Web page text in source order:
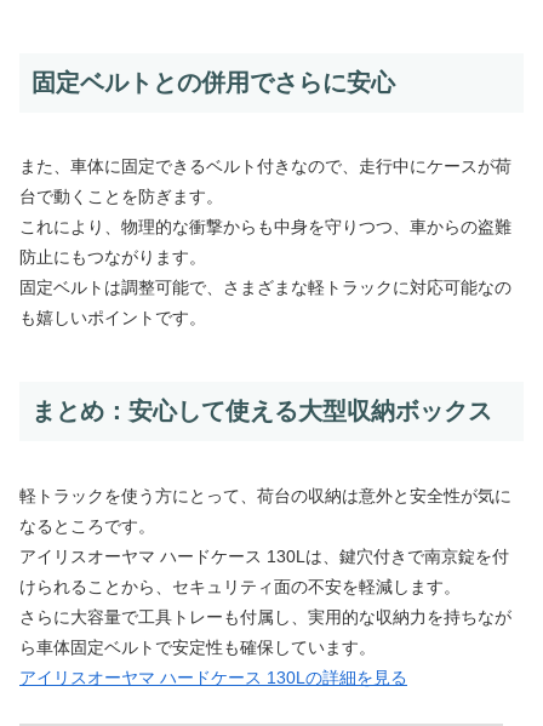
固定ベルトとの併用でさらに安心
また、車体に固定できるベルト付きなので、走行中にケースが荷
台で動くことを防ぎます。
これにより、物理的な衝撃からも中身を守りつつ、車からの盗難
防止にもつながります。
固定ベルトは調整可能で、さまざまな軽トラックに対応可能なの
も嬉しいポイントです。
まとめ：安心して使える大型収納ボックス
軽トラックを使う方にとって、荷台の収納は意外と安全性が気に
なるところです。
アイリスオーヤマ ハードケース 130Lは、鍵穴付きで南京錠を付
けられることから、セキュリティ面の不安を軽減します。
さらに大容量で工具トレーも付属し、実用的な収納力を持ちなが
ら車体固定ベルトで安定性も確保しています。
アイリスオーヤマ ハードケース 130Lの詳細を見る